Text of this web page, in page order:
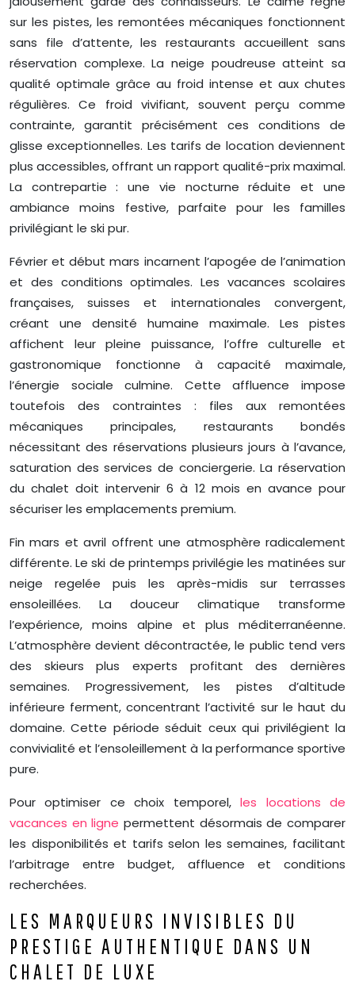
sur les pistes, les remontées mécaniques fonctionnent
sans file d’attente, les restaurants accueillent sans
réservation complexe. La neige poudreuse atteint sa
qualité optimale grâce au froid intense et aux chutes
régulières. Ce froid vivifiant, souvent perçu comme
contrainte, garantit précisément ces conditions de
glisse exceptionnelles. Les tarifs de location deviennent
plus accessibles, offrant un rapport qualité-prix maximal.
La contrepartie : une vie nocturne réduite et une
ambiance moins festive, parfaite pour les familles
privilégiant le ski pur.
Février et début mars incarnent l’apogée de l’animation
et des conditions optimales. Les vacances scolaires
françaises, suisses et internationales convergent,
créant une densité humaine maximale. Les pistes
affichent leur pleine puissance, l’offre culturelle et
gastronomique fonctionne à capacité maximale,
l’énergie sociale culmine. Cette affluence impose
toutefois des contraintes : files aux remontées
mécaniques principales, restaurants bondés
nécessitant des réservations plusieurs jours à l’avance,
saturation des services de conciergerie. La réservation
du chalet doit intervenir 6 à 12 mois en avance pour
sécuriser les emplacements premium.
Fin mars et avril offrent une atmosphère radicalement
différente. Le ski de printemps privilégie les matinées sur
neige regelée puis les après-midis sur terrasses
ensoleillées. La douceur climatique transforme
l’expérience, moins alpine et plus méditerranéenne.
L’atmosphère devient décontractée, le public tend vers
des skieurs plus experts profitant des dernières
semaines. Progressivement, les pistes d’altitude
inférieure ferment, concentrant l’activité sur le haut du
domaine. Cette période séduit ceux qui privilégient la
convivialité et l’ensoleillement à la performance sportive
pure.
Pour optimiser ce choix temporel,les locations de
vacances en ligne permettent désormais de comparer
les disponibilités et tarifs selon les semaines, facilitant
l’arbitrage entre budget, affluence et conditions
recherchées.
LES MARQUEURS INVISIBLES DU
PRESTIGE AUTHENTIQUE DANS UN
CHALET DE LUXE